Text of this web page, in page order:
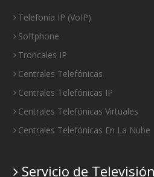
Telefonía IP (VoIP)
Softphone
Troncales IP
Centrales Telefónicas
Centrales Telefónicas IP
Centrales Telefónicas Virtuales
Centrales Telefónicas En La Nube
Servicio de Televisión